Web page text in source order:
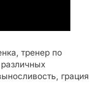
тренер по
грация